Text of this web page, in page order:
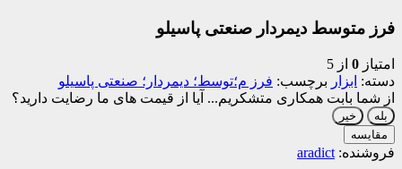
فرز متوسط دیمردار صنعتی پاسیلو
امتیاز 0 از 5
دسته: ابزار برچسب: فرز م؛توسط؛ دیمردار؛ صنعتی پاسیلو
از شما بابت همکاری متشکریم... آیا از قیمت های ما رضایت دارید؟
بله
خیر
مقایسه
فروشنده: aradict